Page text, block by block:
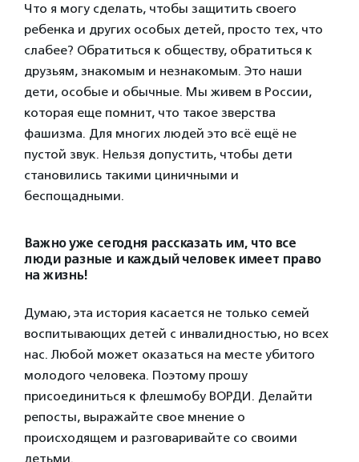
Что я могу сделать, чтобы защитить своего
ребенка и других особых детей, просто тех, что
слабее? Обратиться к обществу, обратиться к
друзьям, знакомым и незнакомым. Это наши
дети, особые и обычные. Мы живем в России,
которая еще помнит, что такое зверства
фашизма. Для многих людей это всё ещё не
пустой звук. Нельзя допустить, чтобы дети
становились такими циничными и
беспощадными.
Важно уже сегодня рассказать им, что все
люди разные и каждый человек имеет право
на жизнь!
Думаю, эта история касается не только семей
воспитывающих детей с инвалидностью, но всех
нас. Любой может оказаться на месте убитого
молодого человека. Поэтому прошу
присоединиться к флешмобу ВОРДИ. Делайти
репосты, выражайте свое мнение о
происходящем и разговаривайте со своими
детьми.